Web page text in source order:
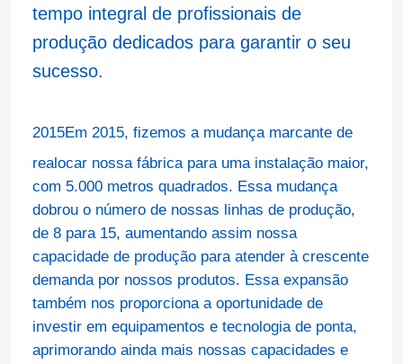
tempo integral de profissionais de
produção dedicados para garantir o seu
sucesso.
2015Em 2015, fizemos a mudança marcante de
realocar nossa fábrica para uma instalação maior,
com 5.000 metros quadrados. Essa mudança
dobrou o número de nossas linhas de produção,
de 8 para 15, aumentando assim nossa
capacidade de produção para atender à crescente
demanda por nossos produtos. Essa expansão
também nos proporciona a oportunidade de
investir em equipamentos e tecnologia de ponta,
aprimorando ainda mais nossas capacidades e